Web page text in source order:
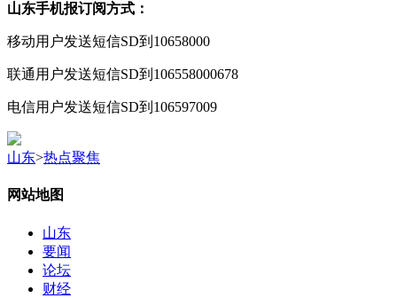
山东手机报订阅方式：
移动用户发送短信SD到10658000
联通用户发送短信SD到106558000678
电信用户发送短信SD到106597009
山东>热点聚焦
网站地图
山东
要闻
论坛
财经